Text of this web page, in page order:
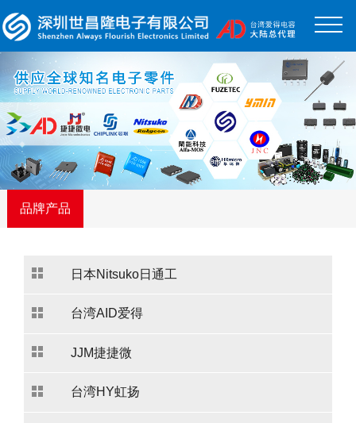
品牌产品
日本Nitsuko日通工
台湾AID爱得
JJM捷捷微
台湾HY虹扬